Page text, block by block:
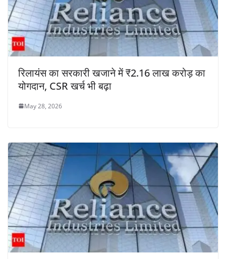
रिलायंस का सरकारी खजाने में ₹2.16 लाख करोड़ का
योगदान, CSR खर्च भी बढ़ा
May 28, 2026